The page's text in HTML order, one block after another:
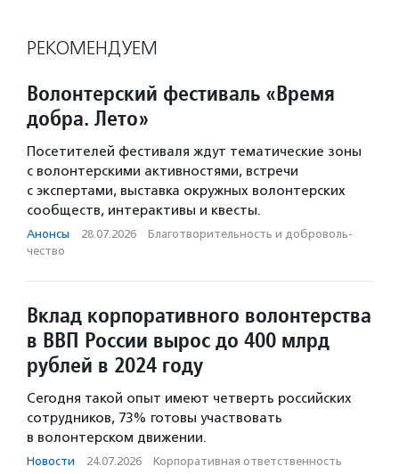
РЕКОМЕНДУЕМ
Волонтерский фестиваль «Время
добра. Лето»
Посетителей фестиваля ждут тематические зоны
с волонтерскими активностями, встречи
с экспертами, выставка окружных волонтерских
сообществ, интерактивы и квесты.
Анонсы · 28.07.2026 · Благотвори­тель­ность и доброволь­
чест­во
Вклад корпоративного волонтерства
в ВВП России вырос до 400 млрд
рублей в 2024 году
Сегодня такой опыт имеют четверть российских
сотрудников, 73% готовы участвовать
в волонтерском движении.
Новости · 24.07.2026 · Корпоративная ответственность